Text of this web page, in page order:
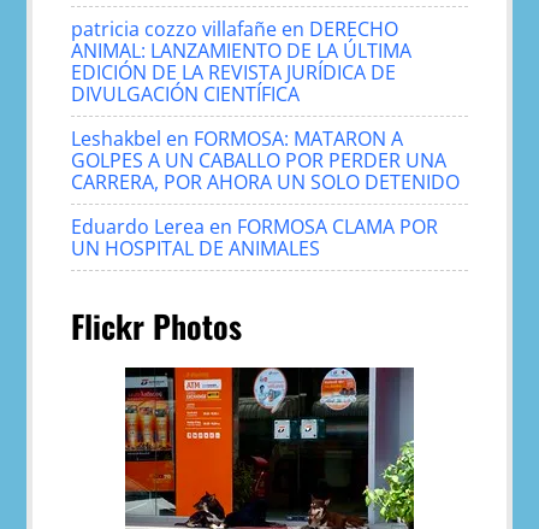
patricia cozzo villafañe en DERECHO
ANIMAL: LANZAMIENTO DE LA ÚLTIMA
EDICIÓN DE LA REVISTA JURÍDICA DE
DIVULGACIÓN CIENTÍFICA
Leshakbel en FORMOSA: MATARON A
GOLPES A UN CABALLO POR PERDER UNA
CARRERA, POR AHORA UN SOLO DETENIDO
Eduardo Lerea en FORMOSA CLAMA POR
UN HOSPITAL DE ANIMALES
Flickr Photos